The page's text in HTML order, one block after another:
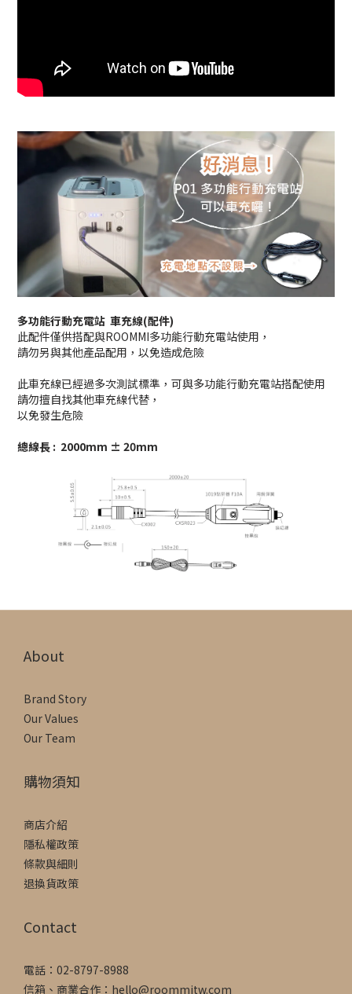
多功能行動充電站 車充線(配件)
此配件僅供搭配與ROOMMI多功能行動充電站使用，
請勿另與其他產品配用，以免造成危險
此車充線已經過多次測試標準，可與多功能行動充電站搭配使用
請勿擅自找其他車充線代替，
以免發生危險
總線長 : 2000mm ± 20mm
About
Brand Story
Our Values
Our Team
購物須知
商店介紹
隱私權政策
條款與細則
退換貨政策
Contact
電話：02-8797-8988
信箱、商業合作：hello@roommitw.com